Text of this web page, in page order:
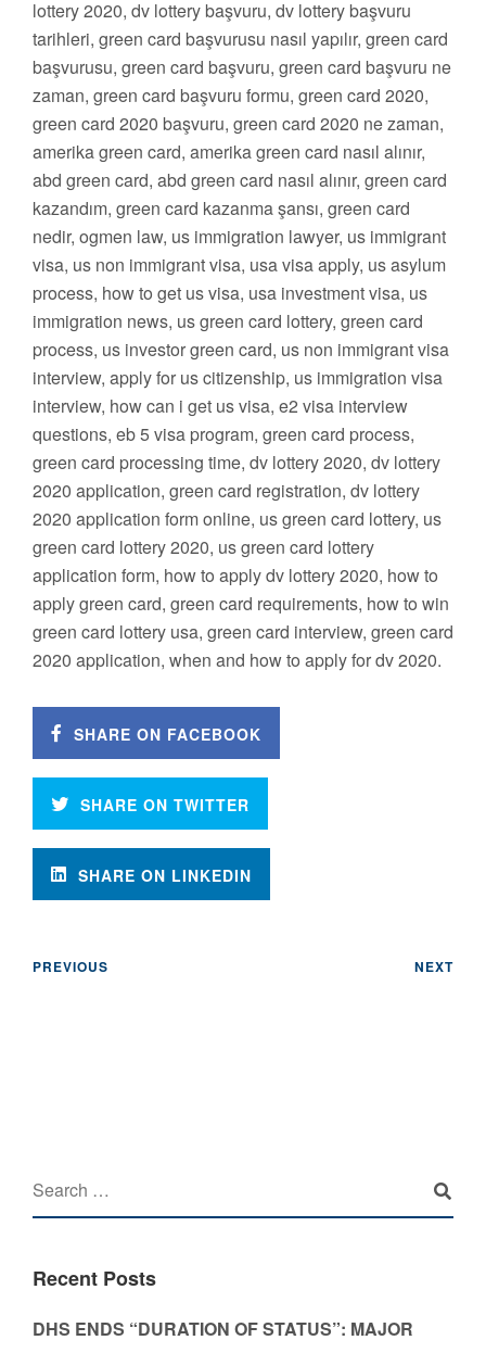
lottery 2020, dv lottery başvuru, dv lottery başvuru
tarihleri, green card başvurusu nasıl yapılır, green card
başvurusu, green card başvuru, green card başvuru ne
zaman, green card başvuru formu, green card 2020,
green card 2020 başvuru, green card 2020 ne zaman,
amerika green card, amerika green card nasıl alınır,
abd green card, abd green card nasıl alınır, green card
kazandım, green card kazanma şansı, green card
nedir, ogmen law, us immigration lawyer, us immigrant
visa, us non immigrant visa, usa visa apply, us asylum
process, how to get us visa, usa investment visa, us
immigration news, us green card lottery, green card
process, us investor green card, us non immigrant visa
interview, apply for us citizenship, us immigration visa
interview, how can i get us visa, e2 visa interview
questions, eb 5 visa program, green card process,
green card processing time, dv lottery 2020, dv lottery
2020 application, green card registration, dv lottery
2020 application form online, us green card lottery, us
green card lottery 2020, us green card lottery
application form, how to apply dv lottery 2020, how to
apply green card, green card requirements, how to win
green card lottery usa, green card interview, green card
2020 application, when and how to apply for dv 2020.
SHARE ON FACEBOOK
SHARE ON TWITTER
SHARE ON LINKEDIN
PREVIOUS NEXT
Recent Posts
DHS ENDS “DURATION OF STATUS”: MAJOR